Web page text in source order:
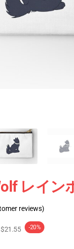
レイン
reviews)
$21.55 -20%